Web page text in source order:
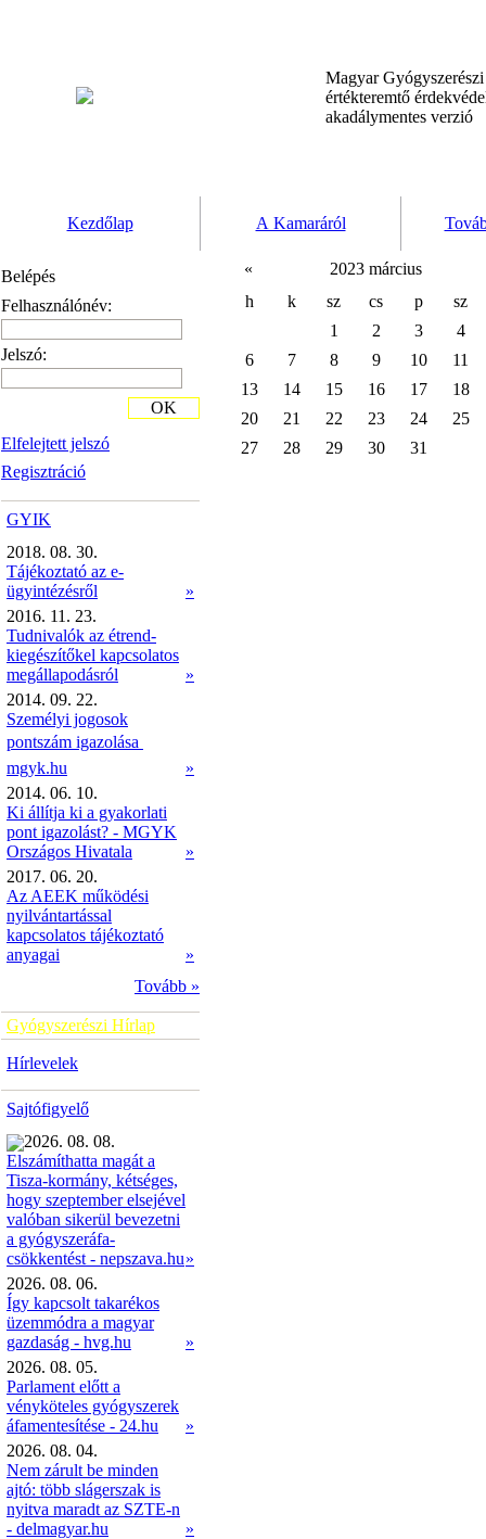
Magyar
értékteremtő
akadálymentes verzió
Kezdőlap A Kamaráról
Belépés
Felhasználónév:
Jelszó:
Elfelejtett jelszó
Regisztráció
OK
GYIK
2018. 08. 30.
Tájékoztató az e-
ügyintézésről
»
2016. 11. 23.
Tudnivalók az étrend-
kiegészítőkel kapcsolatos
megállapodásról
»
2014. 09. 22.
Személyi jogosok
pontszám igazolása 
mgyk.hu
»
2014. 06. 10.
Ki állítja ki a gyakorlati
pont igazolást? - MGYK
Országos Hivatala
»
2017. 06. 20.
Az AEEK működési
nyilvántartással
kapcsolatos tájékoztató
anyagai
»
Tovább »
Gyógyszerészi Hírlap
Hírlevelek
Sajtófigyelő
2026. 08. 08.
Elszámíthatta magát a
Tisza-kormány, kétséges,
hogy szeptember elsejével
valóban sikerül bevezetni
a gyógyszeráfa-
csökkentést - nepszava.hu»
2026. 08. 06.
Így kapcsolt takarékos
üzemmódra a magyar
gazdaság - hvg.hu
»
2026. 08. 05.
Parlament előtt a
vényköteles gyógyszerek
áfamentesítése - 24.hu
»
2026. 08. 04.
Nem zárult be minden
ajtó: több slágerszak is
nyitva maradt az SZTE-n
- delmagyar.hu
»
«
2023 március
h
k sz cs p
sz
1
2 3
4
6
7 8 9 10
11
13
14 15 16 17
18
20
21 22 23 24
25
27
28 29 30 31